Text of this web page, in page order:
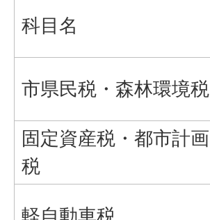
科目名
市県民税・森林環境税
固定資産税・都市計画
税
軽自動車税